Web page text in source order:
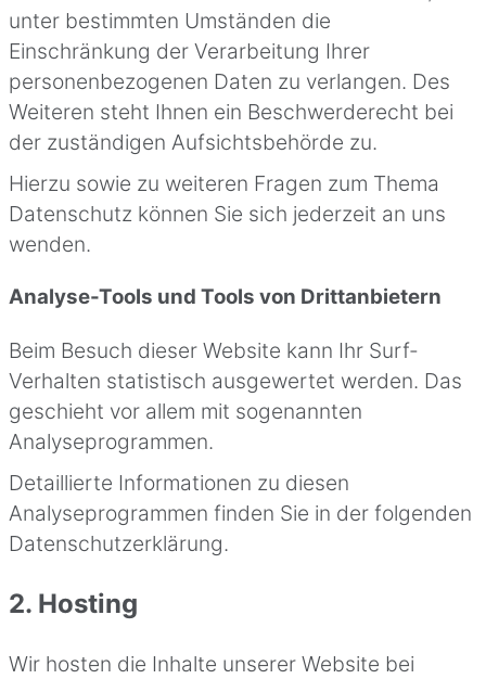
unter bestimmten Umständen die
Einschränkung der Verarbeitung Ihrer
personenbezogenen Daten zu verlangen. Des
Weiteren steht Ihnen ein Beschwerderecht bei
der zuständigen Aufsichtsbehörde zu.
Hierzu sowie zu weiteren Fragen zum Thema
Datenschutz können Sie sich jederzeit an uns
wenden.
Analyse-Tools und Tools von Dritt­anbietern
Beim Besuch dieser Website kann Ihr Surf-
Verhalten statistisch ausgewertet werden. Das
geschieht vor allem mit sogenannten
Analyseprogrammen.
Detaillierte Informationen zu diesen
Analyseprogrammen finden Sie in der folgenden
Datenschutzerklärung.
2. Hosting
Wir hosten die Inhalte unserer Website bei